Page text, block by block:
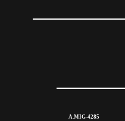
A.MIG-4285